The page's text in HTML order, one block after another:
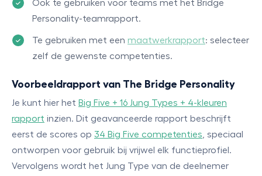
Ook te gebruiken voor teams met het Bridge
Personality-teamrapport.
Te gebruiken met een maatwerkrapport: selecteer
zelf de gewenste competenties.
Voorbeeldrapport van The Bridge Personality
Je kunt hier het Big Five + 16 Jung Types + 4-kleuren
rapport inzien. Dit geavanceerde rapport beschrijft
eerst de scores op 34 Big Five competenties , speciaal
ontworpen voor gebruik bij vrijwel elk functieprofiel.
Vervolgens wordt het Jung Type van de deelnemer